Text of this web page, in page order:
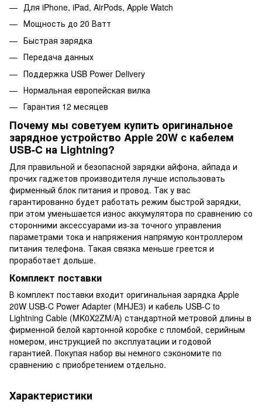
Для iPhone, iPad, AirPods, Apple Watch
Мощность до 20 Ватт
Быстрая зарядка
Передача данных
Поддержка USB Power Delivery
Нормальная европейская вилка
Гарантия 12 месяцев
Почему мы советуем купить оригинальное
зарядное устройство Apple 20W с кабелем
USB-C на Lightning?
Для правильной и безопасной зарядки айфона, айпада и
прочих гаджетов производителя лучше использовать
фирменный блок питания и провод. Так у вас
гарантированно будет работать режим быстрой зарядки,
при этом уменьшается износ аккумулятора по сравнению со
сторонними аксессуарами из-за точного управления
параметрами тока и напряжения напрямую контроллером
питания телефона. Такая связка меньше греется и
проработает дольше.
Комплект поставки
В комплект поставки входит оригинальная зарядка Apple
20W USB-C Power Adapter (MHJE3) и кабель USB-C to
Lightning Cable (MK0X2ZM/A) стандартной метровой длины в
фирменной белой картонной коробке с пломбой, серийным
номером, инструкцией по эксплуатации и годовой
гарантией. Покупая набор вы немного сэкономите по
сравнению с приобретением отдельно.
Характеристики